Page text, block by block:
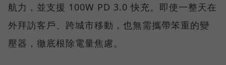
航力，並支援 100W PD 3.0 快充。即使一整天在
外拜訪客戶、跨城市移動，也無需攜帶笨重的變
壓器，徹底根除電量焦慮。